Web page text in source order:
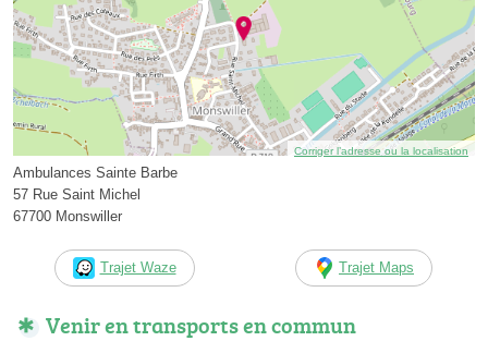
Corriger l’adresse ou la localisation
Ambulances Sainte Barbe
57 Rue Saint Michel
67700 Monswiller
Trajet Waze Trajet Maps
Venir en transports en commun